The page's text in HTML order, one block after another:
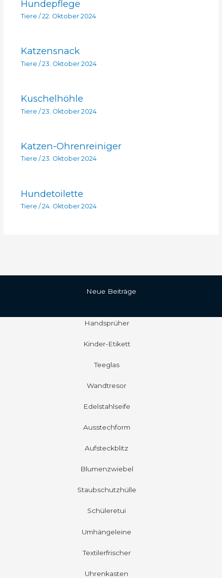
Hundepflege
Tiere / 22. Oktober 2024
Katzensnack
Tiere / 23. Oktober 2024
Kuschelhöhle
Tiere /23. Oktober 2024
Katzen-Ohrenreiniger
Tiere / 23. Oktober 2024
Hundetoilette
Tiere / 24. Oktober 2024
Neue Beiträge
Handsprüher
Kinder-Etikett
Teeglas
Wandtresor
Edelstahlseife
Ausstechform
Aufsteckblitz
Blumenzwiebel
Staubschutzhülle
Schüleretui
Umhängeleine
Textilerfrischer
Uhrenkasten